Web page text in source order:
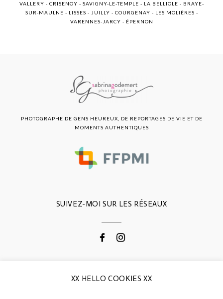
VALLERY - CRISENOY - SAVIGNY-LE-TEMPLE - LA BELLIOLE - BRAYE-
SUR-MAULNE - LISSES - JUILLY - COURGENAY - LES MOLIÈRES -
VARENNES-JARCY - ÉPERNON
SUIVEZ-MOI SUR LES RÉSEAUX
PHOTOGRAPHE DE GENS HEUREUX, DE REPORTAGES DE VIE ET DE
MOMENTS AUTHENTIQUES
CONTACTEZ-MOI
XX HELLO COOKIES XX